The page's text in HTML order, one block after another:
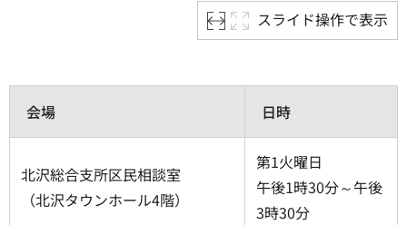
スライド操作で表示
会場 日時
北沢総合支所区民相談室
（北沢タウンホール4階）
第1火曜日
午後1時30分～午後
3時30分